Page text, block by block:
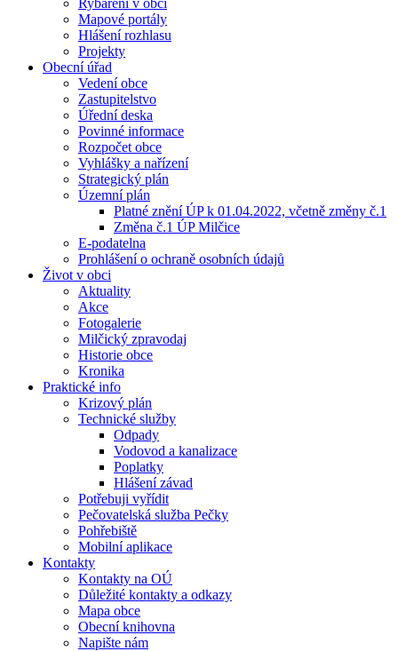
Rybaření v obci
Mapové portály
Hlášení rozhlasu
Projekty
Obecní úřad
Vedení obce
Zastupitelstvo
Úřední deska
Povinné informace
Rozpočet obce
Vyhlášky a nařízení
Strategický plán
Územní plán
Platné znění ÚP k 01.04.2022, včetně změny č.1
Změna č.1 ÚP Milčice
E-podatelna
Prohlášení o ochraně osobních údajů
Život v obci
Aktuality
Akce
Fotogalerie
Milčický zpravodaj
Historie obce
Kronika
Praktické info
Krizový plán
Technické služby
Odpady
Vodovod a kanalizace
Poplatky
Hlášení závad
Potřebuji vyřídit
Pečovatelská služba Pečky
Pohřebiště
Mobilní aplikace
Kontakty
Kontakty na OÚ
Důležité kontakty a odkazy
Mapa obce
Obecní knihovna
Napište nám